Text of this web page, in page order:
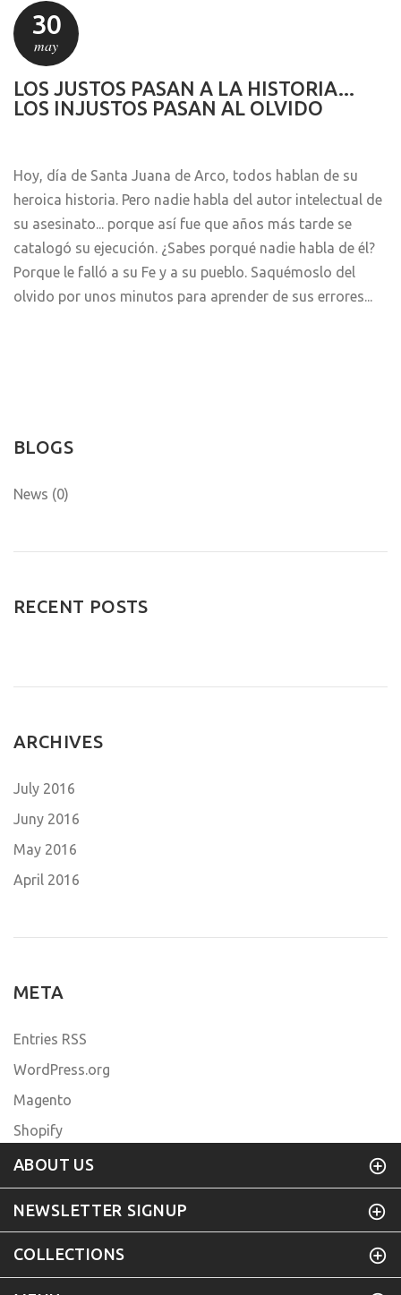
30
may
LOS JUSTOS PASAN A LA HISTORIA...
LOS INJUSTOS PASAN AL OLVIDO
Hoy, día de Santa Juana de Arco, todos hablan de su
heroica historia. Pero nadie habla del autor intelectual de
su asesinato... porque así fue que años más tarde se
catalogó su ejecución. ¿Sabes porqué nadie habla de él?
Porque le falló a su Fe y a su pueblo. Saquémoslo del
olvido por unos minutos para aprender de sus errores...
BLOGS
News (0)
RECENT POSTS
ARCHIVES
July 2016
Juny 2016
May 2016
April 2016
META
Entries RSS
WordPress.org
Magento
Shopify
ABOUT US
NEWSLETTER SIGNUP
COLLECTIONS